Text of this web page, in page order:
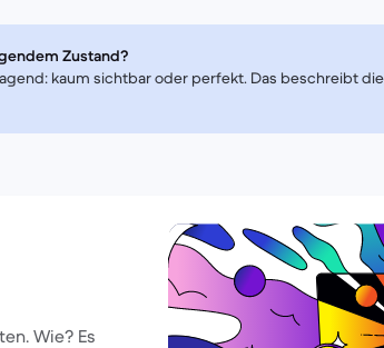
Zustand?
kaum sichtbar oder perfekt. Das beschreibt
Wie? Es